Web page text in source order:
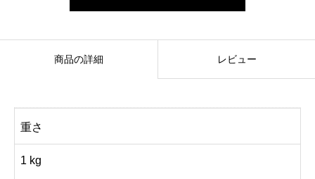
g商品の詳細 レビュー
重さ
1 kg